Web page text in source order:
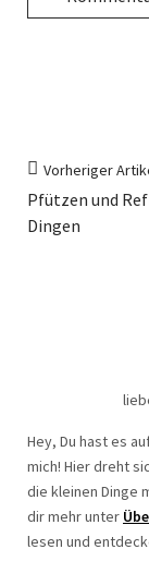
Vorheriger
Pfützen und
Dingen
Hey, Du hast es
mich! Hier dreht
die kleinen Dinge
dir mehr unter
lesen und